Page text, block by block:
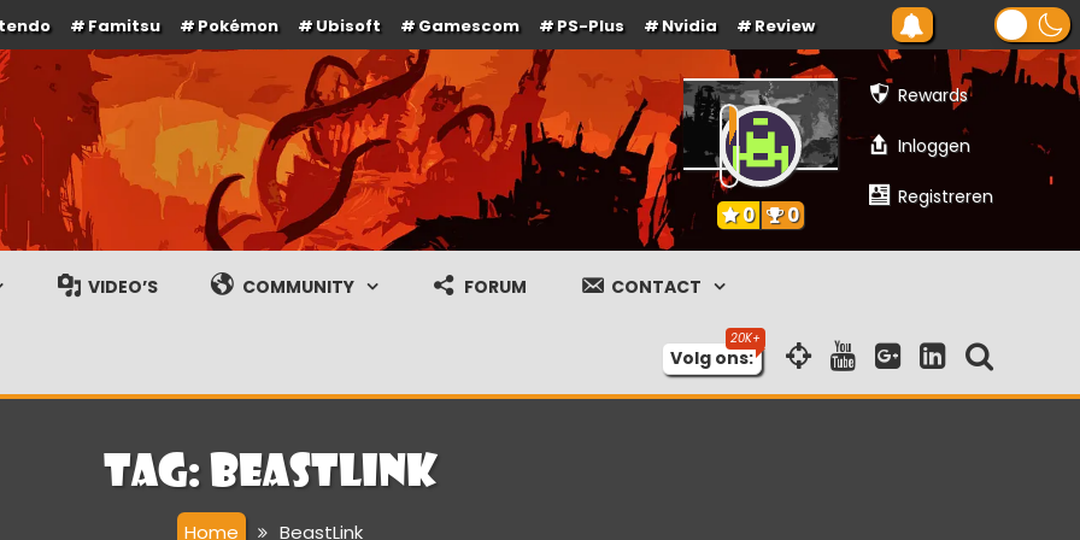
Famitsu Pokémon Ubisoft Gamescom PS-Plus Nvidia Review
gameplay streams
Rewards
Inloggen
Registreren
0 0
VIDEO’S COMMUNITY FORUM CONTACT
Volg ons:
Tag: BeastLink
Home BeastLink